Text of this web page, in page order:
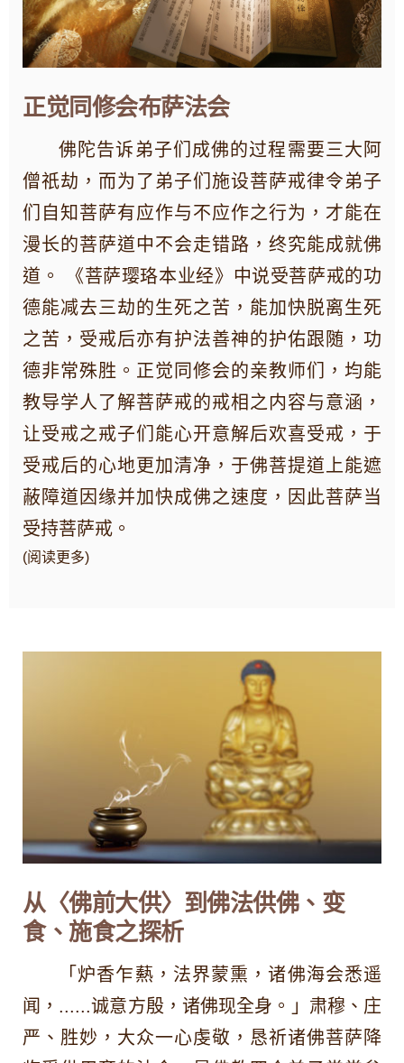
正觉同修会布萨法会
佛陀告诉弟子们成佛的过程需要三大阿
僧祇劫，而为了弟子们施设菩萨戒律令弟子
们自知菩萨有应作与不应作之行为，才能在
漫长的菩萨道中不会走错路，终究能成就佛
道。 《菩萨璎珞本业经》中说受菩萨戒的功
德能减去三劫的生死之苦，能加快脱离生死
之苦，受戒后亦有护法善神的护佑跟随，功
德非常殊胜。正觉同修会的亲教师们，均能
教导学人了解菩萨戒的戒相之内容与意涵，
让受戒之戒子们能心开意解后欢喜受戒，于
受戒后的心地更加清净，于佛菩提道上能遮
蔽障道因缘并加快成佛之速度，因此菩萨当
受持菩萨戒。
(阅读更多)
从〈佛前大供〉到佛法供佛、变
食、施食之探析
「炉香乍爇，法界蒙熏，诸佛海会悉遥
闻，......诚意方殷，诸佛现全身。」肃穆、庄
严、胜妙，大众一心虔敬，恳祈诸佛菩萨降